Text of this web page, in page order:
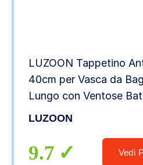
LUZOON Tappetino
40cm per Vasca da
Lungo con Ventose
per Bagno, in
Muffa,Lavabili in
LUZOON
9.7 Vedi